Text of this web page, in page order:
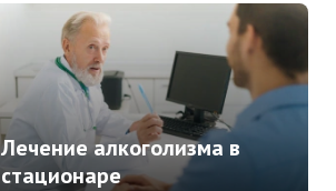
Лечение алкоголизма в
стационаре